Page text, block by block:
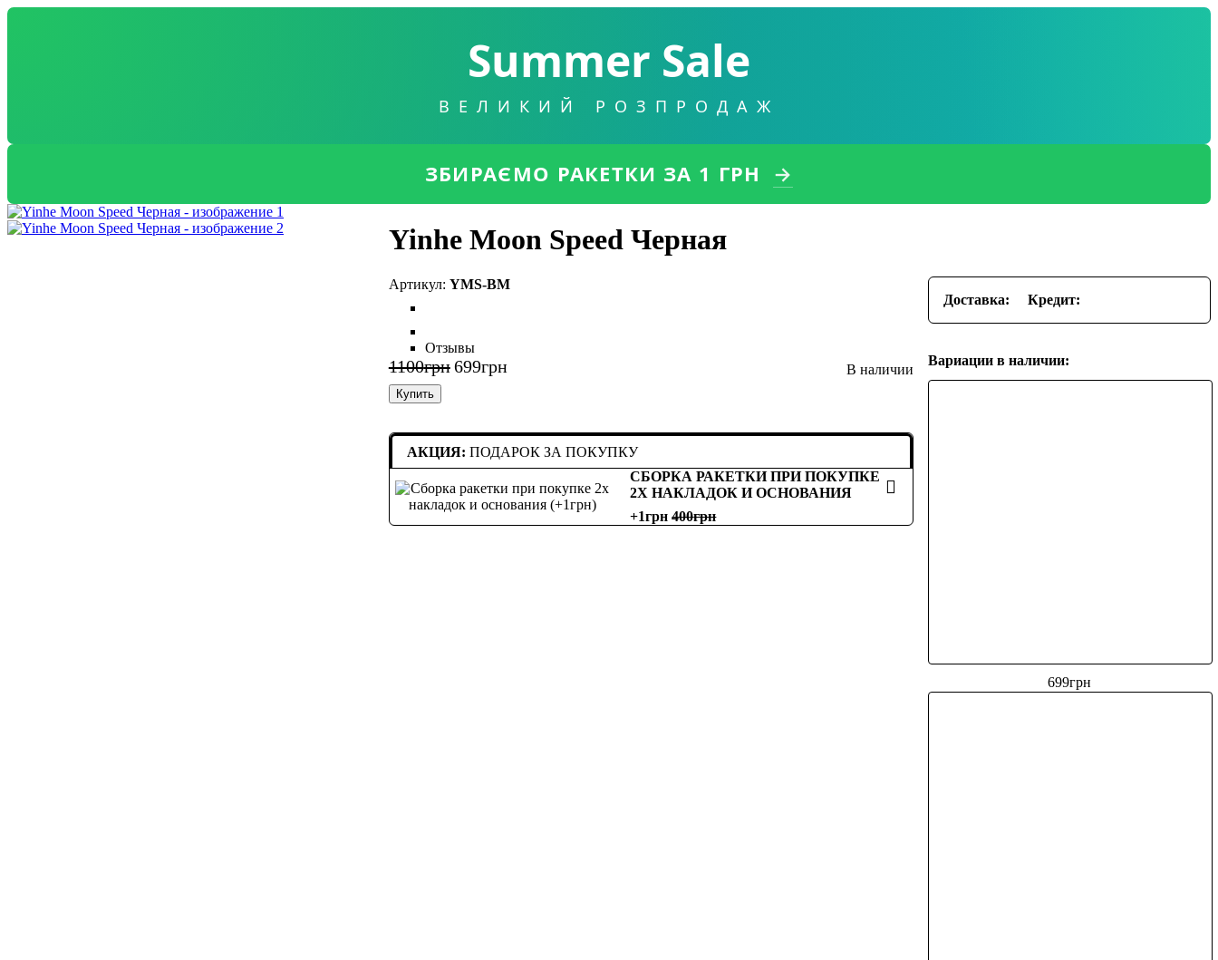
Summer Sale
ВЕЛИКИЙ РОЗПРОДАЖ
ЗБИРАЄМО РАКЕТКИ ЗА 1 ГРН →
Yinhe Moon Speed Черная
YMS-BM
Отзывы
1100грн699грн
Купить
АКЦИЯ: ПОДАРОК ЗА ПОКУПКУ
СБОРКА РАКЕТКИ ПРИ ПОКУПКЕ
2Х НАКЛАДОК И ОСНОВАНИЯ
+1грн 400
Доставка: Кредит:
Вариации в наличии:
699грн